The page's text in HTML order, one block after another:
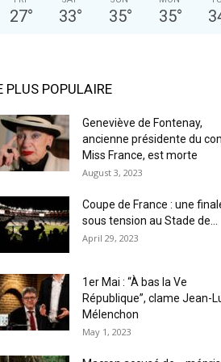
27° 33° 35° 35°
PLUS POPULAIRE
Geneviève de Fontenay,
ancienne présidente du
Miss France, est morte
August 3, 2023
Coupe de France : une
sous tension au Stade de...
April 29, 2023
1er Mai : “À bas la Ve
République”, clame Jean-
Mélenchon
May 1, 2023